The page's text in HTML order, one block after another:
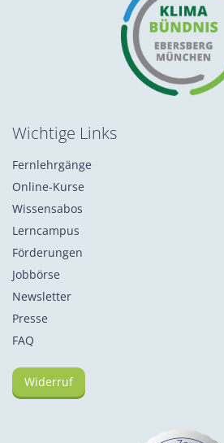
Wichtige Links
Fernlehrgänge
Online-Kurse
Wissensabos
Lerncampus
Förderungen
Jobbörse
Newsletter
Presse
FAQ
Widerruf